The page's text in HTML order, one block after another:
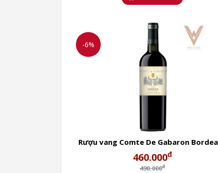
-6%
Rượu vang Comte De Gabaron
460.000đ
490.000đ